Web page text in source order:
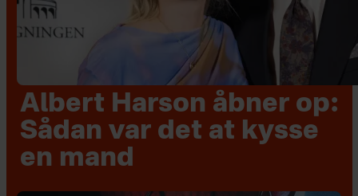
Albert Harson åbner op:
Sådan var det at kysse
en mand